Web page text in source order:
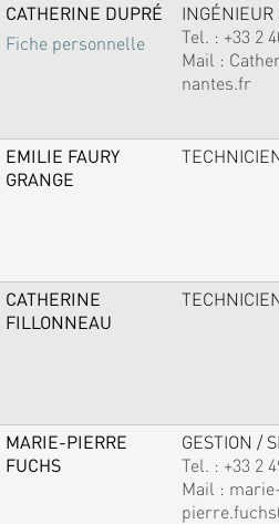
CATHERINE DUPRÉ
Fiche personnelle
Tel. : +33 2
Mail :
nantes.fr
EMILIE FAURY
GRANGE
CATHERINE
FILLONNEAU
MARIE-PIERRE
FUCHS
GESTION /
Tel. : +33 2
Mail :